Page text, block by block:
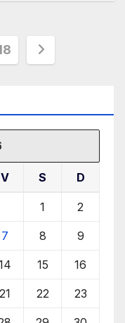
V S D
1 2
7 8 9
15 16
21 22 23